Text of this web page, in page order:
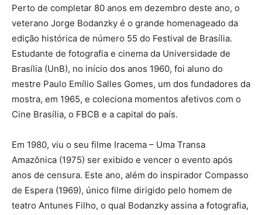
Perto de completar 80 anos em dezembro deste ano, o
veterano Jorge Bodanzky é o grande homenageado da
edição histórica de número 55 do Festival de Brasília.
Estudante de fotografia e cinema da Universidade de
Brasília (UnB), no início dos anos 1960, foi aluno do
mestre Paulo Emílio Salles Gomes, um dos fundadores da
mostra, em 1965, e coleciona momentos afetivos com o
Cine Brasília, o FBCB e a capital do país.
Em 1980, viu o seu filme Iracema – Uma Transa
Amazônica (1975) ser exibido e vencer o evento após
anos de censura. Este ano, além do inspirador Compasso
de Espera (1969), único filme dirigido pelo homem de
teatro Antunes Filho, o qual Bodanzky assina a fotografia,